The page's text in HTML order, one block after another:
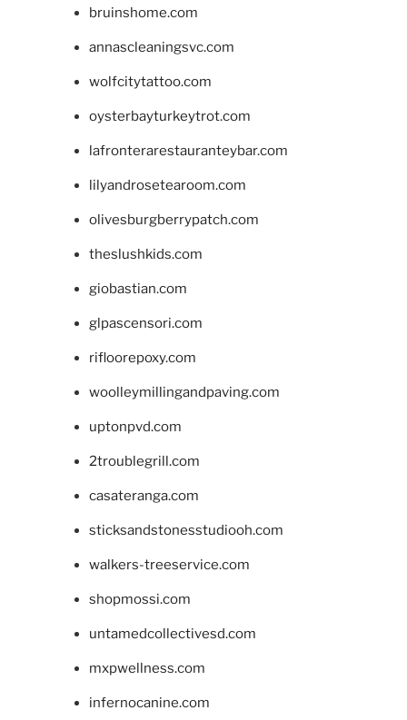
bruinshome.com
annascleaningsvc.com
wolfcitytattoo.com
oysterbayturkeytrot.com
lafronterarestauranteybar.com
lilyandrosetearoom.com
olivesburgberrypatch.com
theslushkids.com
giobastian.com
glpascensori.com
rifloorepoxy.com
woolleymillingandpaving.com
uptonpvd.com
2troublegrill.com
casateranga.com
sticksandstonesstudiooh.com
walkers-treeservice.com
shopmossi.com
untamedcollectivesd.com
mxpwellness.com
infernocanine.com